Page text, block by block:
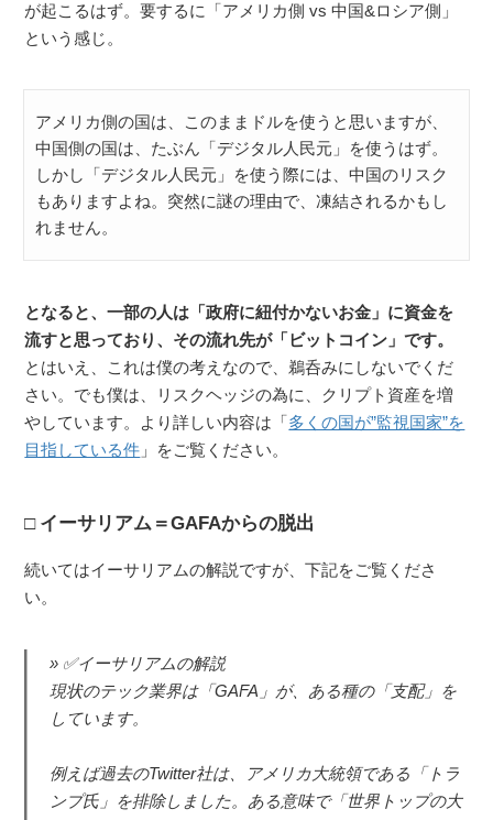
が起こるはず。要するに「アメリカ側 vs 中国&ロシア側」
という感じ。
アメリカ側の国は、このままドルを使うと思いますが、
中国側の国は、たぶん「デジタル人民元」を使うはず。
しかし「デジタル人民元」を使う際には、中国のリスク
もありますよね。突然に謎の理由で、凍結されるかもし
れません。
となると、一部の人は「政府に紐付かないお金」に資金を
流すと思っており、その流れ先が「ビットコイン」です。
とはいえ、これは僕の考えなので、鵜呑みにしないでくだ
さい。でも僕は、リスクヘッジの為に、クリプト資産を増
やしています。より詳しい内容は「多くの国が”監視国家”を
目指している件 」をご覧ください。
イーサリアム＝GAFAからの脱出
続いてはイーサリアムの解説ですが、下記をご覧くださ
い。
✅イーサリアムの解説
現状のテック業界は「GAFA」が、ある種の「支配」を
しています。
例えば過去のTwitter社は、アメリカ大統領である「トラ
ンプ氏」を排除しました。ある意味で「世界トップの大